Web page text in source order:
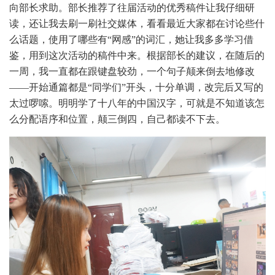
向部长求助。部长推荐了往届活动的优秀稿件让我仔细研
读，还让我去刷一刷社交媒体，看看最近大家都在讨论些什
么话题，使用了哪些有“网感”的词汇，她让我多多学习借
鉴，用到这次活动的稿件中来。根据部长的建议，在随后的
一周，我一直都在跟键盘较劲，一个句子颠来倒去地修改
——开始通篇都是“同学们”开头，十分单调，改完后又写的
太过啰嗦。明明学了十八年的中国汉字，可就是不知道该怎
么分配语序和位置，颠三倒四，自己都读不下去。